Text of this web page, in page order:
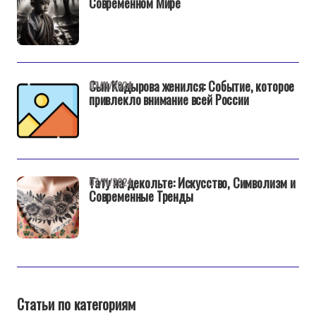
Сын Кадырова женился: Событие, которое
привлекло внимание всей России
07/11/2024
Тату на декольте: Искусство, Символизм и
Современные Тренды
07/11/2024
Статьи по категориям